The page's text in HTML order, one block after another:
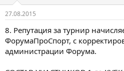
27.08.2015
8. Репутация за турнир
ФорумаПроСпорт, с
администрации Форума.